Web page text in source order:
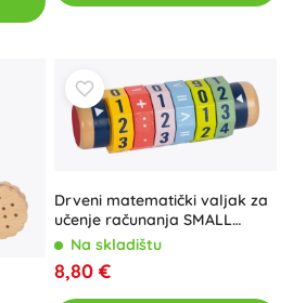
Drveni matematički valjak za
učenje računanja SMALL
FOOT
Na skladištu
8,80 €